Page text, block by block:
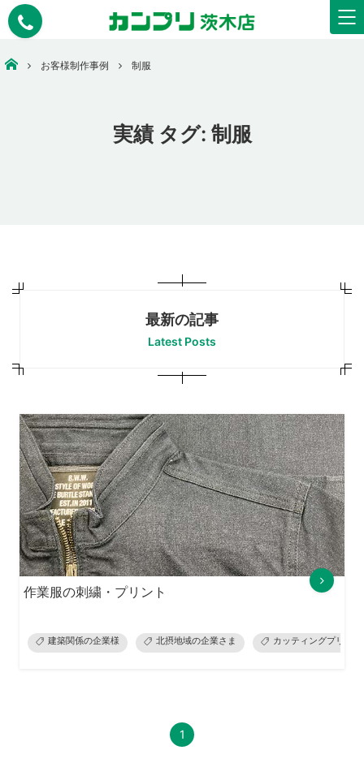
安いコピー・印刷・ウェアプリント・看板作成なら【カンプリ茨木店】
お客様制作事例 制服
実績 タグ: 制服
最新の記事
Latest Posts
作業服の刺繍・プリント
建築関係の企業様 北摂地域の企業さま カッティングプリント
1